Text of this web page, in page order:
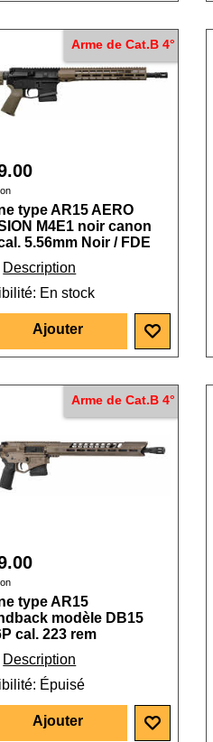
Arme de Cat.B 4°
type AR15 AERO
M4E1 noir canon
5.56mm Noir / FDE
Description
: En stock
Ajouter
Arme de Cat.B 4°
type AR15
modèle DB15
cal. 223 rem
Description
: Épuisé
Ajouter